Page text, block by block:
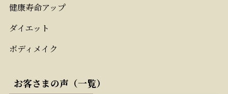
健康寿命アップ
ダイエット
ボディメイク
お客さまの声（一覧）